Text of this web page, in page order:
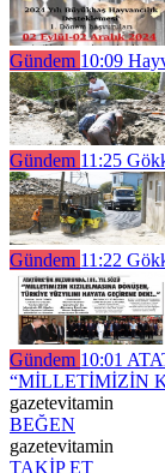
Gündem 10:09
Gündem 11:25
Gündem 11:22
Gündem 10:01
“MİLLETİMİZİN
gazetevitamin
BEĞEN
gazetevitamin
TAKİP ET